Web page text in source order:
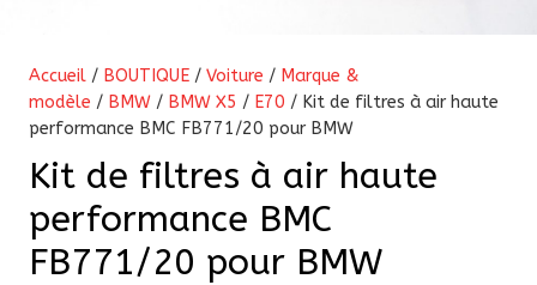
Accueil / BOUTIQUE / Voiture / Marque &
modèle / BMW / BMW X5 / E70 / Kit de filtres à air haute
performance BMC FB771/20 pour BMW
Kit de filtres à air haute
performance BMC
FB771/20 pour BMW